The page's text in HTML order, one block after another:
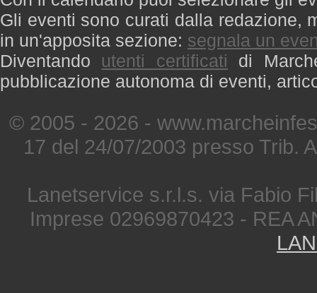
Gli eventi sono curati dalla redazione,
in un'apposita sezione: segnala un
Diventando utenti certificati di
pubblicazione autonoma di eventi,
© 2005 - 2026 -
17 del 24/07/2003 presso Trib.
Lanetservice s.r.l.s. via Fabio
Imprese 02969870423 - REA